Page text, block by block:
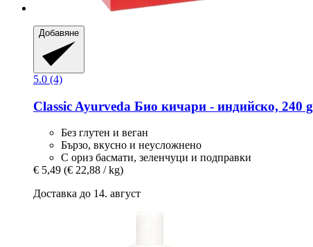
Добавяне
5.0 (4)
Classic Ayurveda Био кичари -​ индийско, 240 g
Без глутен и веган
Бързо, вкусно и неусложнено
С ориз басмати, зеленчуци и подправки
€ 5,49 (€ 22,88 / kg)
Доставка до 14. август